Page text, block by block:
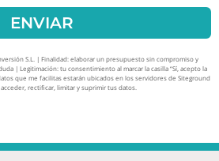
ENVIAR
S.L. | Finalidad: elaborar un presupuesto sin compromiso y
| Legitimación: tu consentimiento al marcar la casilla “Sí, acepto la
que me facilitas estarán ubicados en los servidores de Siteground
rectificar, limitar y suprimir tus datos.